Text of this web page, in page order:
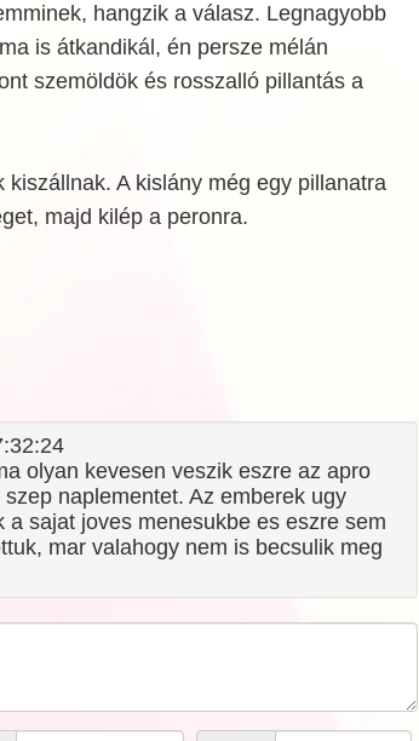
hangzik a válasz. Legnagyobb
is átkandikál, én persze mélán
szemöldök és rosszalló pillantás a
A kislány még egy pillanatra
majd kilép a peronra.
olyan kevesen veszik eszre az apro
naplementet. Az emberek ugy
a sajat joves menesukbe es eszre sem
mar valahogy nem is becsulik meg